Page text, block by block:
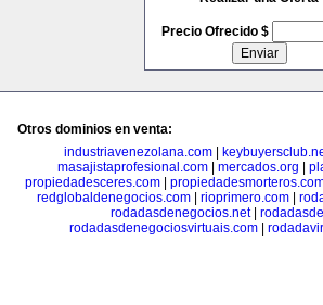
Precio Ofrecido $
Otros dominios en venta:
industriavenezolana.com
masajistaprofesional.com
mercados.org
propiedadesceres.com|
redglobaldenegocios.com
rioprimero.com
rodadasdenegocios.net|
rodadasdenegociosvirtuais.com|